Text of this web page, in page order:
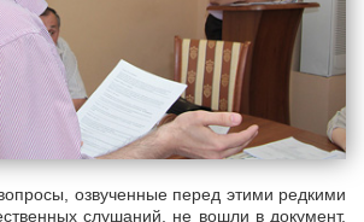
озвученные перед этими редкими
слушаний, не вошли в документ,